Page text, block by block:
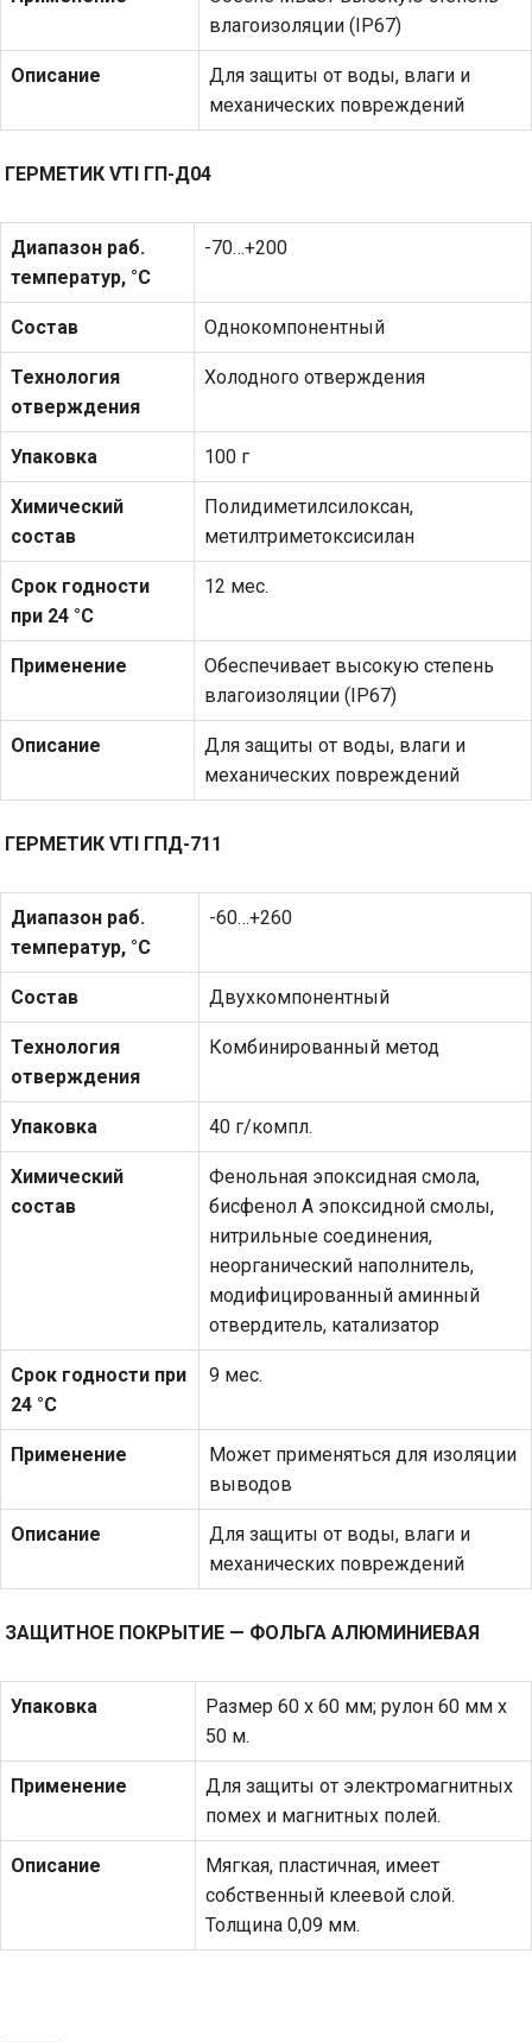
влагоизоляции (IP67)
Описание
Для защиты от воды, влаги и
механических повреждений
ГЕРМЕТИК VTI ГП-Д04
Диапазон раб.
температур, °С
-70…+200
Состав Однокомпонентный
Технология
отверждения
Холодного отверждения
Упаковка 100 г
Химический
состав
Полидиметилсилоксан,
метилтриметоксисилан
Срок годности
при 24 °С
12 мес.
Применение
Обеспечивает высокую степень
влагоизоляции (IP67)
Описание
Для защиты от воды, влаги и
механических повреждений
ГЕРМЕТИК VTI ГПД-711
Диапазон раб.
температур, °С
-60…+260
Состав Двухкомпонентный
Технология
отверждения
Комбинированный метод
Упаковка 40 г/компл.
Химический
состав
Фенольная эпоксидная смола,
бисфенол А эпоксидной смолы,
нитрильные соединения,
неорганический наполнитель,
модифицированный аминный
отвердитель, катализатор
Срок годности при
24 °С
9 мес.
Применение
Может применяться для изоляции
выводов
Описание
Для защиты от воды, влаги и
механических повреждений
ЗАЩИТНОЕ ПОКРЫТИЕ — ФОЛЬГА АЛЮМИНИЕВАЯ
Упаковка
Размер 60 х 60 мм; рулон 60 мм х
50 м.
Применение
Для защиты от электромагнитных
помех и магнитных полей.
Описание
Мягкая, пластичная, имеет
собственный клеевой слой.
Толщина 0,09 мм.